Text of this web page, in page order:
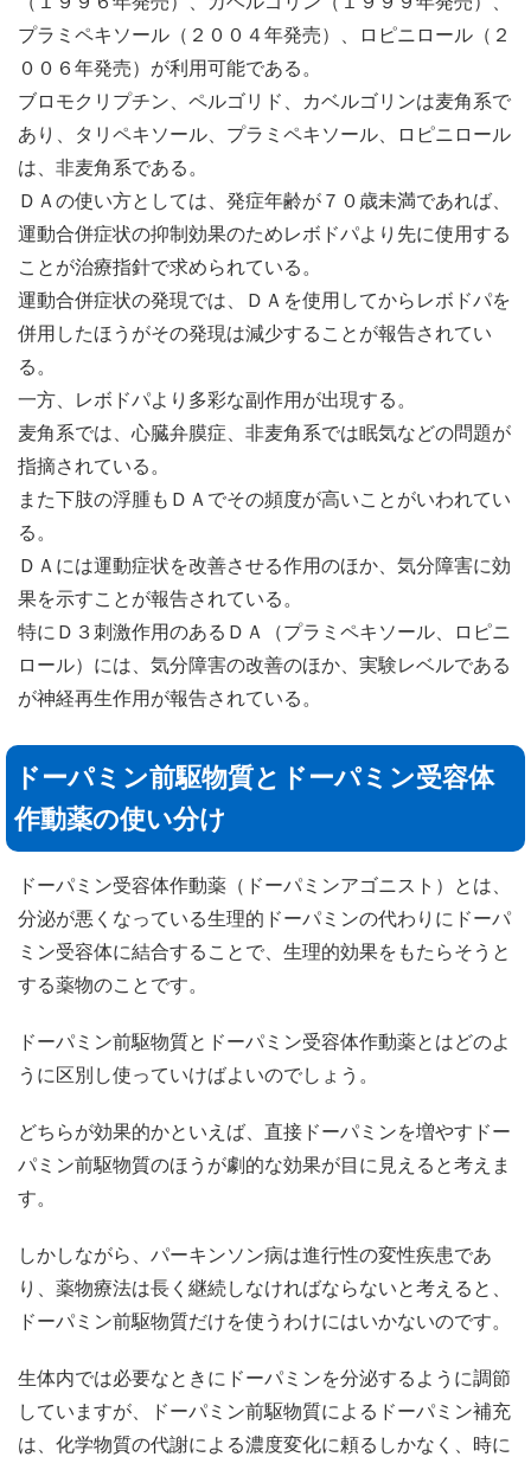
プラミペキソール（２００４年発売）、ロピニロール（２
００６年発売）が利用可能である。
ブロモクリプチン、ペルゴリド、カベルゴリンは麦角系で
あり、タリペキソール、プラミペキソール、ロピニロール
は、非麦角系である。
ＤＡの使い方としては、発症年齢が７０歳未満であれば、
運動合併症状の抑制効果のためレボドパより先に使用する
ことが治療指針で求められている。
運動合併症状の発現では、ＤＡを使用してからレボドパを
併用したほうがその発現は減少することが報告されてい
る。
一方、レボドパより多彩な副作用が出現する。
麦角系では、心臓弁膜症、非麦角系では眠気などの問題が
指摘されている。
また下肢の浮腫もＤＡでその頻度が高いことがいわれてい
る。
ＤＡには運動症状を改善させる作用のほか、気分障害に効
果を示すことが報告されている。
特にＤ３刺激作用のあるＤＡ（プラミペキソール、ロピニ
ロール）には、気分障害の改善のほか、実験レベルである
が神経再生作用が報告されている。
ドーパミン前駆物質とドーパミン受容体
作動薬の使い分け
ドーパミン受容体作動薬（ドーパミンアゴニスト）とは、
分泌が悪くなっている生理的ドーパミンの代わりにドーパ
ミン受容体に結合することで、生理的効果をもたらそうと
する薬物のことです。
ドーパミン前駆物質とドーパミン受容体作動薬とはどのよ
うに区別し使っていけばよいのでしょう。
どちらが効果的かといえば、直接ドーパミンを増やすドー
パミン前駆物質のほうが劇的な効果が目に見えると考えま
す。
しかしながら、パーキンソン病は進行性の変性疾患であ
り、薬物療法は長く継続しなければならないと考えると、
ドーパミン前駆物質だけを使うわけにはいかないのです。
生体内では必要なときにドーパミンを分泌するように調節
していますが、ドーパミン前駆物質によるドーパミン補充
は、化学物質の代謝による濃度変化に頼るしかなく、時に